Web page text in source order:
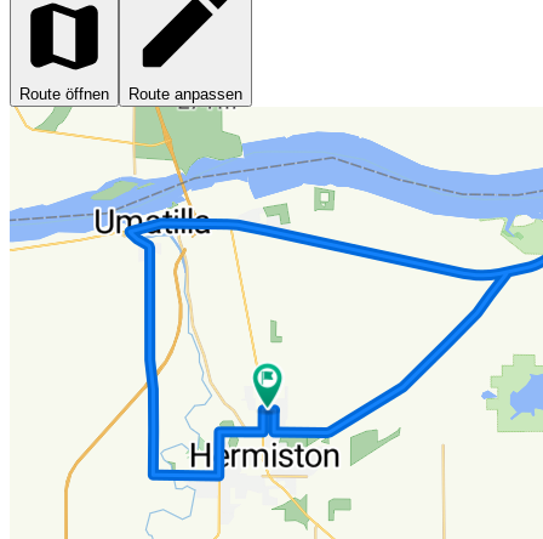
Route öffnen Route anpassen